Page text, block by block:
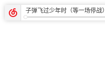
子弹飞过少年时（等一场停战）